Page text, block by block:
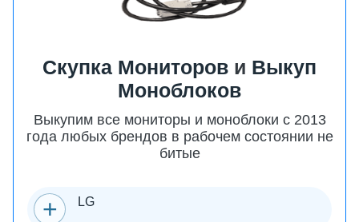
Скупка Мониторов и Выкуп
Моноблоков
Выкупим все мониторы и моноблоки с 2013
года любых брендов в рабочем состоянии не
битые
LG